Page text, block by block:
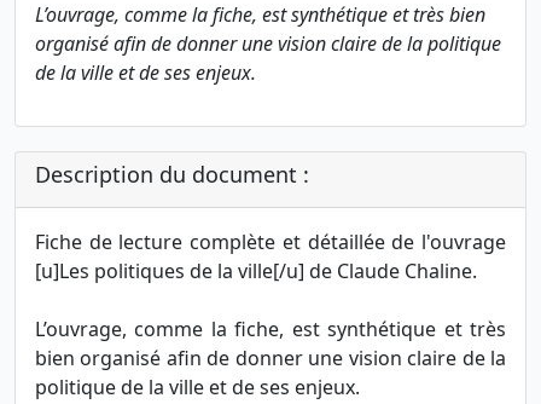
L’ouvrage, comme la fiche, est synthétique et très bien
organisé afin de donner une vision claire de la politique
de la ville et de ses enjeux.
Description du document :
Fiche de lecture complète et détaillée de l'ouvrage
[u]Les politiques de la ville[/u] de Claude Chaline.
L’ouvrage, comme la fiche, est synthétique et très
bien organisé afin de donner une vision claire de la
politique de la ville et de ses enjeux.